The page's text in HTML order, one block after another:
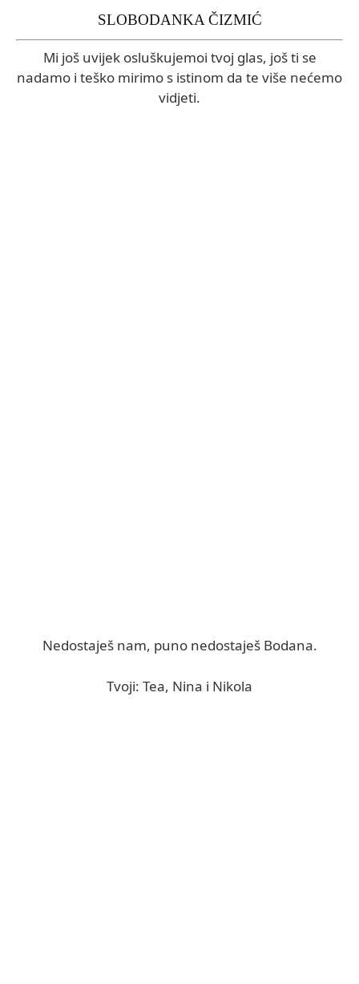
SLOBODANKA ČIZMIĆ
Mi još uvijek osluškujemoi tvoj glas, još ti se
nadamo i teško mirimo s istinom da te više nećemo
vidjeti.
Nedostaješ nam, puno nedostaješ Bodana.
Tvoji: Tea, Nina i Nikola